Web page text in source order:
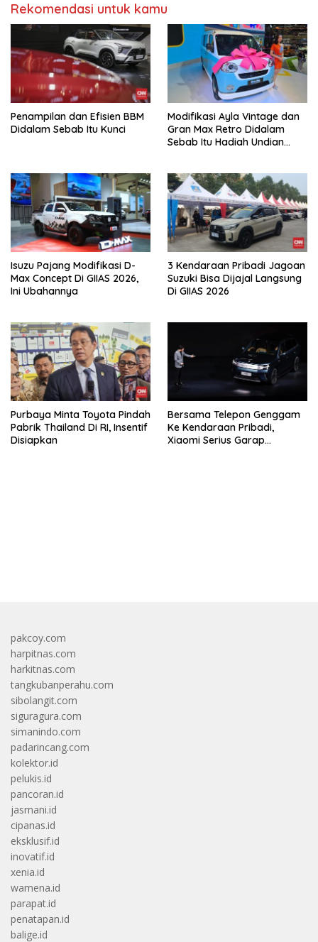
Rekomendasi untuk kamu
Penampilan dan Efisien BBM
Didalam Sebab Itu Kunci
Modifikasi Ayla Vintage dan
Gran Max Retro Didalam
Sebab Itu Hadiah Undian
Isuzu Pajang Modifikasi D-
Max Concept Di GIIAS 2026,
Ini Ubahannya
3 Kendaraan Pribadi Jagoan
Suzuki Bisa Dijajal Langsung
Di GIIAS 2026
Purbaya Minta Toyota Pindah
Pabrik Thailand Di RI, Insentif
Disiapkan
Bersama Telepon Genggam
Ke Kendaraan Pribadi,
Xiaomi Serius Garap
pakcoy.com
harpitnas.com
harkitnas.com
tangkubanperahu.com
sibolangit.com
siguragura.com
simanindo.com
padarincang.com
kolektor.id
pelukis.id
pancoran.id
jasmani.id
cipanas.id
eksklusif.id
inovatif.id
xenia.id
wamena.id
parapat.id
penatapan.id
balige.id